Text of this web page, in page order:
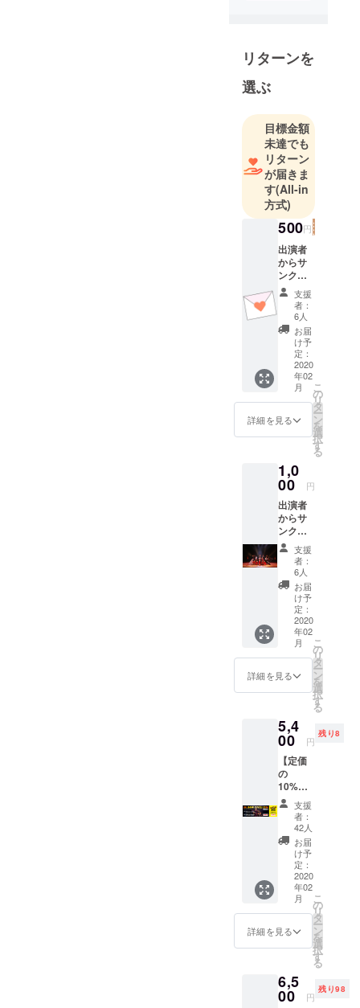
リターンを
選ぶ
目標金額
未達でも
リターン
が届きま
す(All-in
方式)
500円
出演者
からサ
ンクス
メール
をお送
りしま
す。
支援
者：
6人
お届
け予
定：
2020
年02
月
詳細を見る
こ
の
リ
タ
ー
ン
を
選
択
す
る
1,0
00 円
出演者
からサ
ンクス
メール
とメッ
セージ
動画を
お送り
しま
す。
支援
者：
6人
お届
け予
定：
2020
年02
月
詳細を見る
こ
の
リ
タ
ー
ン
を
選
択
す
る
5,4
00 円
残り8
【定価
の
10%OF
F!】公
演チ
ケット
をお送
りしま
す。
支援
者：
42人
お届
け予
定：
2020
年02
月
詳細を見る
こ
の
リ
タ
ー
ン
を
選
択
す
る
6,5
00 円
残り98